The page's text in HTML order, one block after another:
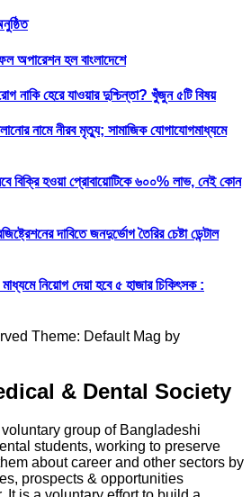
অপারেশন হল বাংলাদেশে
নাকি হেরে যাওয়ার দুশ্চিন্তা? খুঁজুন ৫টি বিষয়
নামে নীরব মৃত্যু; সামাজিক যোগাযোগমাধ্যমে
বিক্রি হওয়া প্রোবায়োটিকে ৬০০% লাভ, নেই কোন
দাবিতে জনদুর্ভোগ তৈরির চেষ্টা ডেন্টাল
নিয়োগ দেয়া হবে ৫ হাজার চিকিৎসক :
Theme: Default Mag by
& Dental Society
group of Bangladeshi
students, working to preserve
about career and other sectors by
prospects & opportunities